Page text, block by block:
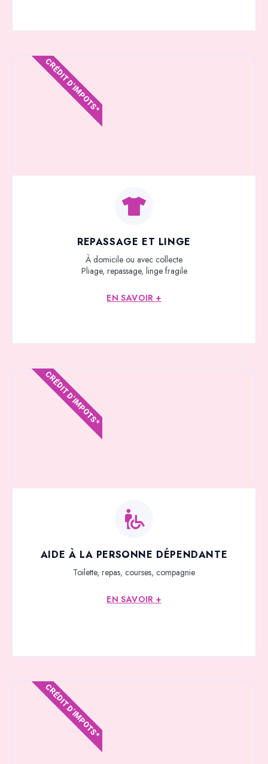
REPASSAGE ET LINGE
À domicile ou avec collecte
Pliage, repassage, linge fragile
EN SAVOIR +
CRÉDIT D'IMPOTS*
AIDE À LA PERSONNE DÉPENDANTE
Toilette, repas, courses, compagnie
EN SAVOIR +
CRÉDIT D'IMPOTS*
CRÉDIT D'IMPOTS*